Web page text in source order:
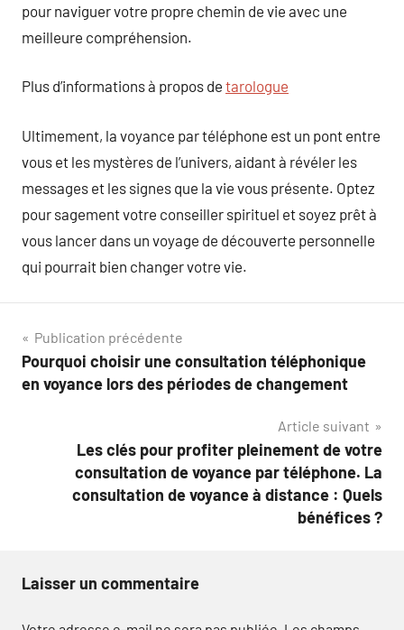
pour naviguer votre propre chemin de vie avec une
meilleure compréhension.
Plus d’informations à propos de tarologue
Ultimement, la voyance par téléphone est un pont entre
vous et les mystères de l’univers, aidant à révéler les
messages et les signes que la vie vous présente. Optez
pour sagement votre conseiller spirituel et soyez prêt à
vous lancer dans un voyage de découverte personnelle
qui pourrait bien changer votre vie.
Navigation
de
Publication précédente
Pourquoi choisir une consultation téléphonique
en voyance lors des périodes de changement
Article suivant
Les clés pour profiter pleinement de votre
consultation de voyance par téléphone. La
consultation de voyance à distance : Quels
bénéfices ?
Laisser un commentaire